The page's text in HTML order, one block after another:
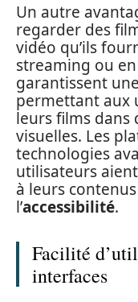
Un autre
regarder des
vidéo qu’ils
streaming ou
garantissent
permettant aux
leurs films dans
visuelles. Les
technologies
utilisateurs
à leurs
l’accessibilité.
Facilité
interfaces